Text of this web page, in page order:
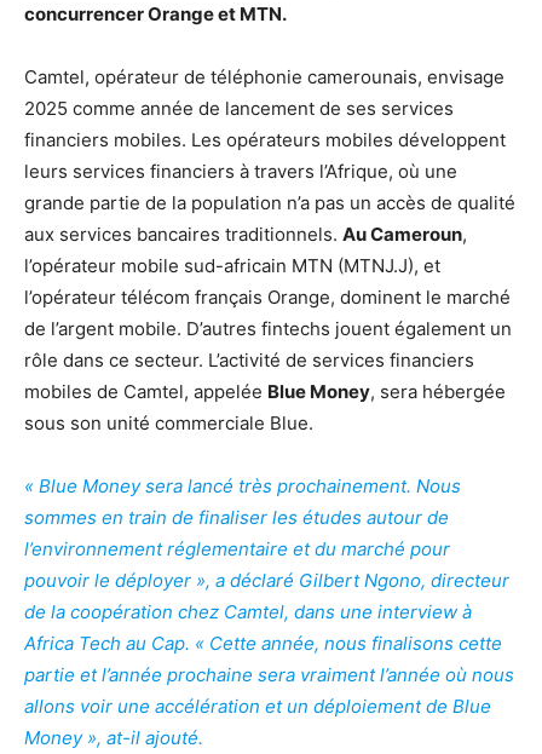
concurrencer Orange et MTN.
Camtel, opérateur de téléphonie camerounais, envisage
2025 comme année de lancement de ses services
financiers mobiles. Les opérateurs mobiles développent
leurs services financiers à travers l’Afrique, où une
grande partie de la population n’a pas un accès de qualité
aux services bancaires traditionnels. Au Cameroun,
l’opérateur mobile sud-africain MTN (MTNJ.J), et
l’opérateur télécom français Orange, dominent le marché
de l’argent mobile. D’autres fintechs jouent également un
rôle dans ce secteur. L’activité de services financiers
mobiles de Camtel, appelée Blue Money, sera hébergée
sous son unité commerciale Blue.
« Blue Money sera lancé très prochainement. Nous
sommes en train de finaliser les études autour de
l’environnement réglementaire et du marché pour
pouvoir le déployer », a déclaré Gilbert Ngono, directeur
de la coopération chez Camtel, dans une interview à
Africa Tech au Cap. « Cette année, nous finalisons cette
partie et l’année prochaine sera vraiment l’année où nous
allons voir une accélération et un déploiement de Blue
Money », at-il ajouté.